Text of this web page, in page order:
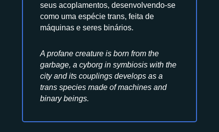
seus acoplamentos, desenvolvendo-se
como uma espécie trans, feita de
máquinas e seres binários.
A profane creature is born from the
garbage, a cyborg in symbiosis with the
city and its couplings develops as a
trans species made of machines and
binary beings.